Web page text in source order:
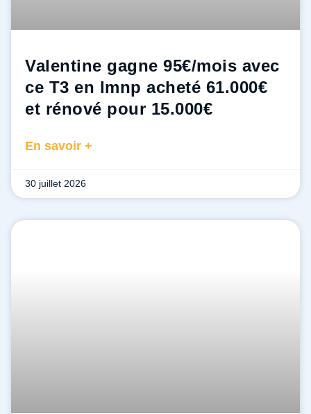
Valentine gagne 95€/mois avec
ce T3 en lmnp acheté 61.000€
et rénové pour 15.000€ ​
En savoir +
30 juillet 2026